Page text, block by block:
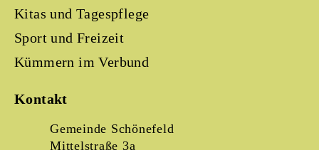
Kitas und Tagespflege
Sport und Freizeit
Kümmern im Verbund
Kontakt
Gemeinde Schönefeld
Mittelstraße 3a